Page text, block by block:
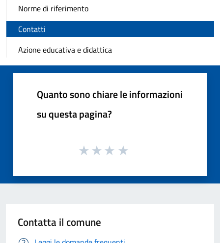
Norme di riferimento
Contatti
Azione educativa e didattica
Quanto sono chiare le informazioni
su questa pagina?
Contatta il comune